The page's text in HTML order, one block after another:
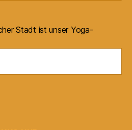
Stadt ist unser Yoga-